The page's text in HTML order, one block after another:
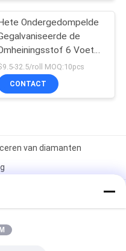
Ondergedompelde
de
6 Voet
Kleur 9 van de
Maat
32.5/roll MOQ:10pcs
CONTACT
van diamanten
rollen Tennisbaan
poeder gespoten PVC
hekwerk voor